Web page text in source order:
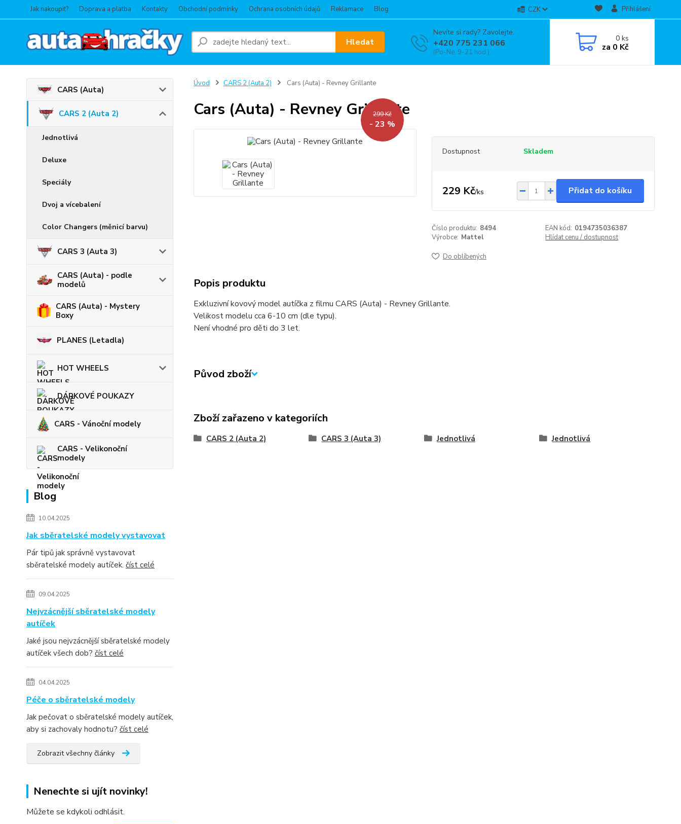
Jak nakoupit? Doprava a platba Kontakty Obchodní podmínky Ochrana osobních údajů Reklamace Blog CZK Přihlášení
Hledat
Nevíte si rady? Zavolejte.
+420 775 231 066
(Po-Ne, 9-21 hod.)
0ks
za 0 Kč
CARS (Auta)
CARS 2 (Auta 2)
Jednotlivá
Deluxe
Speciály
Dvoj a vícebalení
Color Changers (měnicí barvu)
CARS 3 (Auta 3)
CARS (Auta) - podle
modelů
CARS (Auta) - Mystery
Boxy
PLANES (Letadla)
HOT WHEELS
DÁRKOVÉ POUKAZY
CARS - Vánoční modely
CARS - Velikonoční
modely
Blog
10.04.2025
Jak sběratelské modely vystavovat
Pár tipů jak správně vystavovat
sběratelské modely autíček. číst celé
09.04.2025
Nejvzácnější sběratelské modely
autíček
Jaké jsou nejvzácnější sběratelské modely
autíček všech dob? číst celé
04.04.2025
Péče o sběratelské modely
Jak pečovat o sběratelské modely autíček,
aby si zachovaly hodnotu? číst celé
Zobrazit všechny články
Nenechte si ujít novinky!
Můžete se kdykoli odhlásit.
Úvod CARS 2 (Auta 2) Cars (Auta) - Revney Grillante
Cars (Auta) - Revney Grillante
299 Kč
- 23 %
Dostupnost Skladem
229 Kč/ks Přidat do košíku
Číslo produktu: 8494 EAN kód: 0194735036387
Výrobce: Mattel Hlídat cenu / dostupnost
Do oblíbených
Popis produktu
Exkluzivní kovový model autíčka z filmu CARS (Auta) - Revney Grillante.
Velikost modelu cca 6-10 cm (dle typu).
Není vhodné pro děti do 3 let.
Původ zboží
Zboží zařazeno v kategoriích
CARS 2 (Auta 2) CARS 3 (Auta 3) Jednotlivá Jednotlivá